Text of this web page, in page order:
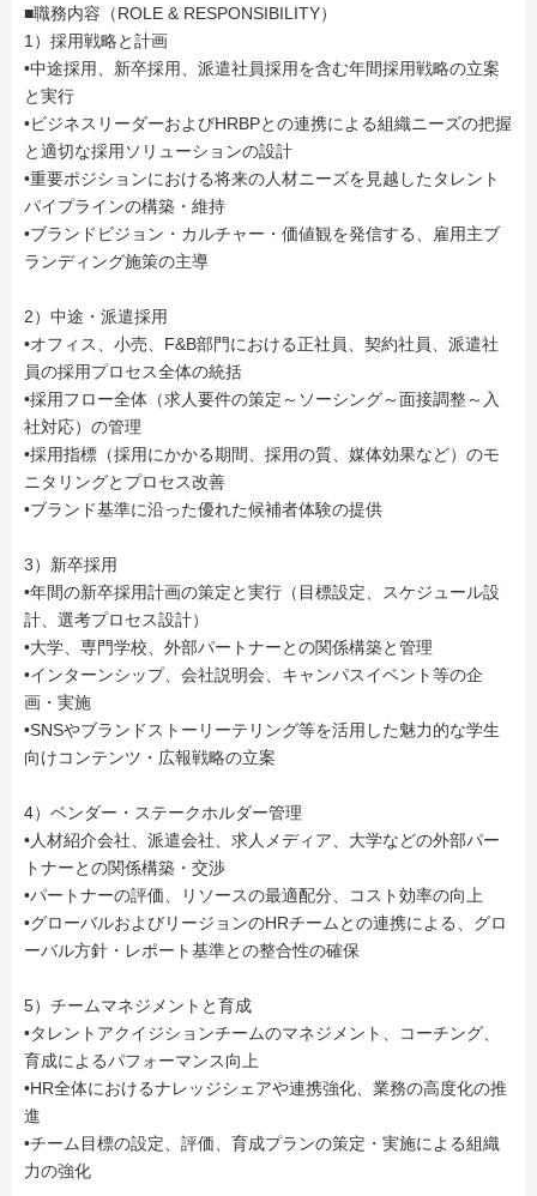
■職務内容（ROLE & RESPONSIBILITY）
1）採用戦略と計画
•中途採用、新卒採用、派遣社員採用を含む年間採用戦略の立案
と実行
•ビジネスリーダーおよびHRBPとの連携による組織ニーズの把握
と適切な採用ソリューションの設計
•重要ポジションにおける将来の人材ニーズを見越したタレント
パイプラインの構築・維持
•ブランドビジョン・カルチャー・価値観を発信する、雇用主ブ
ランディング施策の主導
2）中途・派遣採用
•オフィス、小売、F&B部門における正社員、契約社員、派遣社
員の採用プロセス全体の統括
•採用フロー全体（求人要件の策定～ソーシング～面接調整～入
社対応）の管理
•採用指標（採用にかかる期間、採用の質、媒体効果など）のモ
ニタリングとプロセス改善
•ブランド基準に沿った優れた候補者体験の提供
3）新卒採用
•年間の新卒採用計画の策定と実行（目標設定、スケジュール設
計、選考プロセス設計）
•大学、専門学校、外部パートナーとの関係構築と管理
•インターンシップ、会社説明会、キャンパスイベント等の企
画・実施
•SNSやブランドストーリーテリング等を活用した魅力的な学生
向けコンテンツ・広報戦略の立案
4）ベンダー・ステークホルダー管理
•人材紹介会社、派遣会社、求人メディア、大学などの外部パー
トナーとの関係構築・交渉
•パートナーの評価、リソースの最適配分、コスト効率の向上
•グローバルおよびリージョンのHRチームとの連携による、グロ
ーバル方針・レポート基準との整合性の確保
5）チームマネジメントと育成
•タレントアクイジションチームのマネジメント、コーチング、
育成によるパフォーマンス向上
•HR全体におけるナレッジシェアや連携強化、業務の高度化の推
進
•チーム目標の設定、評価、育成プランの策定・実施による組織
力の強化